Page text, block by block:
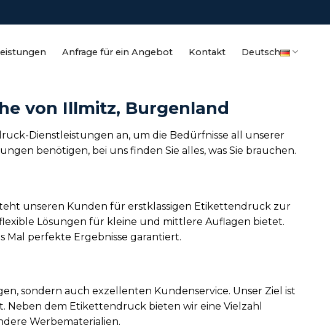
Anfrage für ein Angebot Kontakt Deutsch
von Illmitz, Burgenland
Dienstleistungen an, um die Bedürfnisse all unserer
benötigen, bei uns finden Sie alles, was Sie brauchen.
unseren Kunden für erstklassigen Etikettendruck zur
Lösungen für kleine und mittlere Auflagen bietet.
Mal perfekte Ergebnisse garantiert.
sondern auch exzellenten Kundenservice. Unser Ziel ist
dem Etikettendruck bieten wir eine Vielzahl
Werbematerialien.